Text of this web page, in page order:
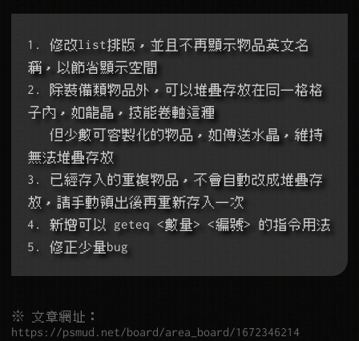
1. 修改list排版，並且不再顯示物品英文名
稱，以節省顯示空間
2. 除裝備類物品外，可以堆疊存放在同一格格
子內，如龍晶，技能卷軸這種
無法堆疊存放
3. 已經存入的重複物品，不會自動改成堆疊存
放，請手動領出後再重新存入一次
4. 新增可以 geteq <數量> <編號> 的指令用法
5. 修正少量bug
※ 文章網址：
https://psmud.net/board/area_board/1672346214